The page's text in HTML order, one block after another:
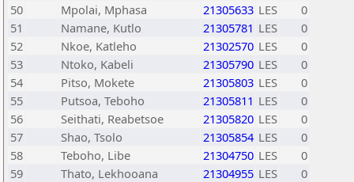
50
Mpolai, Mphasa 21305633 LES
0
51
Namane, Kutlo 21305781 LES
0
52
Nkoe, Katleho 21302570 LES
0
53
Ntoko, Kabeli 21305790 LES
0
54
Pitso, Mokete 21305803 LES
0
55
Putsoa, Teboho 21305811 LES
0
56
Seithati, Reabetsoe 21305820 LES
0
57
Shao, Tsolo 21305854 LES
0
58
Teboho, Libe 21304750 LES
0
59
Thato, Lekhooana 21304955 LES
0